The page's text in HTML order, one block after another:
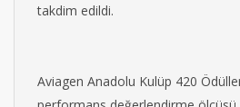
takdim edildi.
Aviagen Anadolu Kulüp 420